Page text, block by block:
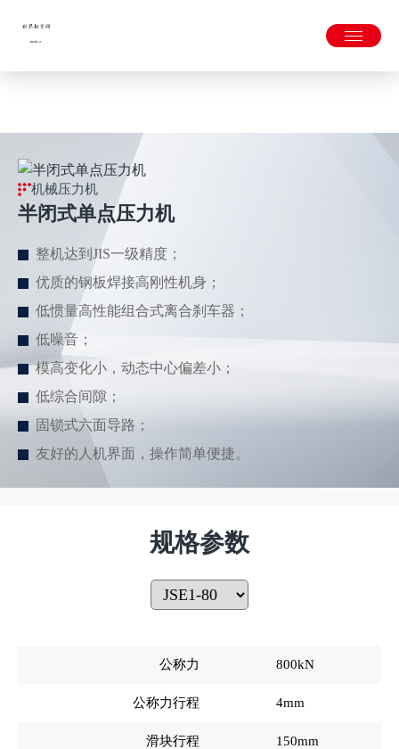
友好的人机界面，操作简单便捷。">
机械压力机
半闭式单点压力机
整机达到JIS一级精度；
优质的钢板焊接高刚性机身；
低惯量高性能组合式离合刹车器；
低噪音；
模高变化小，动态中心偏差小；
低综合间隙；
固锁式六面导路；
友好的人机界面，操作简单便捷。
规格参数
公称力 800kN
公称力行程 4mm
滑块行程 150mm